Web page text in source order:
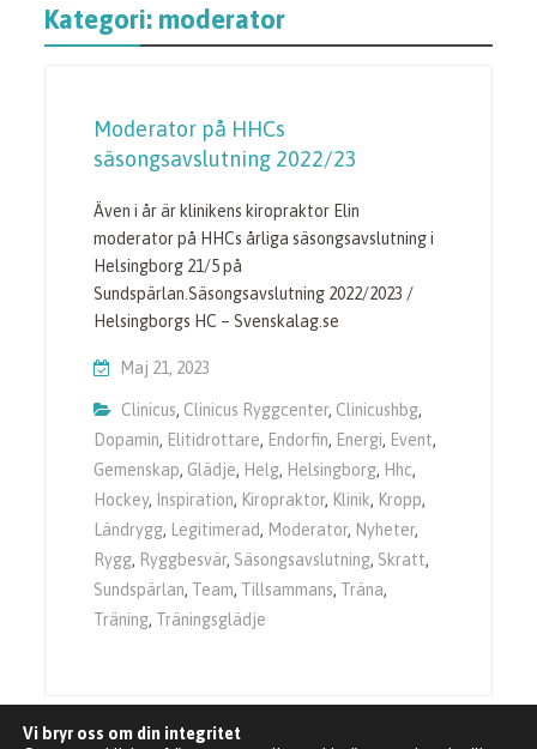
Kategori: moderator
Moderator på HHCs
säsongsavslutning 2022/23
Även i år är klinikens kiropraktor Elin
moderator på HHCs årliga säsongsavslutning i
Helsingborg 21/5 på
Sundspärlan.Säsongsavslutning 2022/2023 /
Helsingborgs HC – Svenskalag.se
Maj 21, 2023
Clinicus, Clinicus Ryggcenter, Clinicushbg,
Dopamin, Elitidrottare, Endorfin, Energi, Event,
Gemenskap, Glädje, Helg, Helsingborg, Hhc,
Hockey, Inspiration, Kiropraktor, Klinik, Kropp,
Ländrygg, Legitimerad, Moderator, Nyheter,
Rygg, Ryggbesvär, Säsongsavslutning, Skratt,
Sundspärlan, Team, Tillsammans, Träna,
Träning, Träningsglädje
Vi bryr oss om din integritet